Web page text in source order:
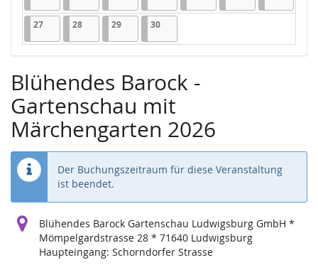
2727.04.2026
1 Veranstaltung
2828.04.2026
1 Veranstaltung
2929.04.2026
1 Veranstaltung
3030.04.2026
1 Veranstaltung
Blühendes Barock -
Gartenschau mit
Märchengarten 2026
Der Buchungszeitraum für diese Veranstaltung
ist beendet.
Blühendes Barock Gartenschau Ludwigsburg GmbH *
Mömpelgardstrasse 28 * 71640 Ludwigsburg
Haupteingang: Schorndorfer Strasse